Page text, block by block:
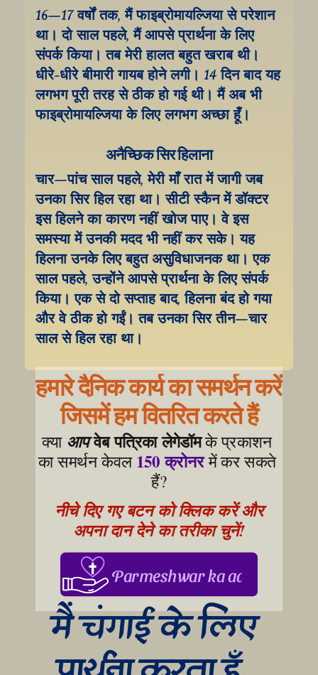
16–17 वर्षों तक, मैं फाइब्रोमायल्जिया से परेशान
था। दो साल पहले, मैं आपसे प्रार्थना के लिए
संपर्क किया। तब मेरी हालत बहुत खराब थी।
धीरे-धीरे बीमारी गायब होने लगी। 14 दिन बाद यह
लगभग पूरी तरह से ठीक हो गई थी। मैं अब भी
फाइब्रोमायल्जिया के लिए लगभग अच्छा हूँ।
अनैच्छिक सिर हिलाना
चार–पांच साल पहले, मेरी माँ रात में जागी जब
उनका सिर हिल रहा था। सीटी स्कैन में डॉक्टर
इस हिलने का कारण नहीं खोज पाए। वे इस
समस्या में उनकी मदद भी नहीं कर सके। यह
हिलना उनके लिए बहुत असुविधाजनक था। एक
साल पहले, उन्होंने आपसे प्रार्थना के लिए संपर्क
किया। एक से दो सप्ताह बाद, हिलना बंद हो गया
और वे ठीक हो गईं। तब उनका सिर तीन–चार
साल से हिल रहा था।
हमारे दैनिक कार्य का समर्थन करें
जिसमें हम वितरित करते हैं
क्या आपवेब पत्रिका लेगेडॉम के प्रकाशन
का समर्थन केवल 150 क्रोनर में कर सकते
हैं?
नीचे दिए गए बटन को क्लिक करें और
अपना दान देने का तरीका चुनें!
Parmeshwar ka aabhar,
मैं चंगाई के लिए